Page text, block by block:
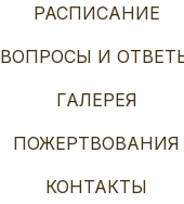
РАСПИСАНИЕ
ВОПРОСЫ И
ГАЛЕРЕЯ
ПОЖЕРТВОВАНИЯ
КОНТАКТЫ